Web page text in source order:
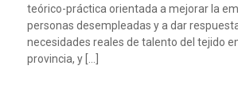
teórico-práctica orientada a mejorar la
personas desempleadas y a dar
necesidades reales de talento del tejido
provincia, y […]